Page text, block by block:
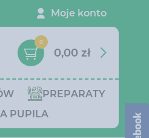
Moje konto
0
0,00 zł
PREPARATY
PUPILA